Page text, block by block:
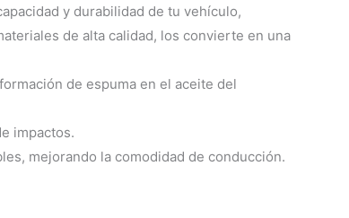
y durabilidad de tu vehículo,
de alta calidad, los convierte en una
de espuma en el aceite del
impactos.
mejorando la comodidad de conducción.